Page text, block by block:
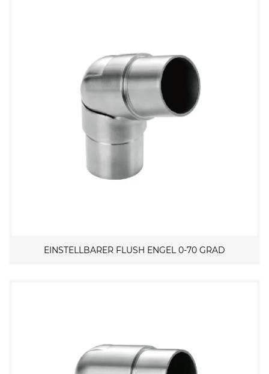
EINSTELLBARER FLUSH ENGEL 0-70 GRAD